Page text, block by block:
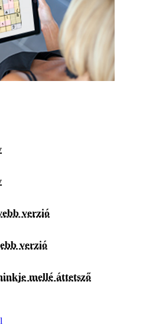
verzió
verzió
mellé áttetsző